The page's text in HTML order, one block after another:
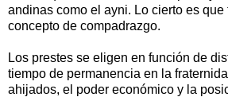
andinas como el ayni. Lo cierto es que
concepto de compadrazgo.
Los prestes se eligen en función de
tiempo de permanencia en la
ahijados, el poder económico y la